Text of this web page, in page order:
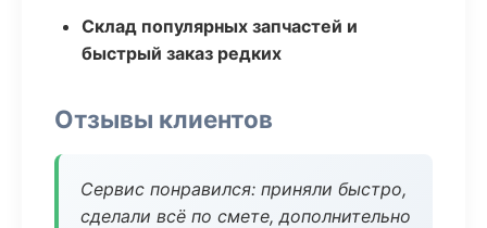
Склад популярных запчастей и
быстрый заказ редких
Отзывы клиентов
Сервис понравился: приняли быстро,
сделали всё по смете, дополнительно